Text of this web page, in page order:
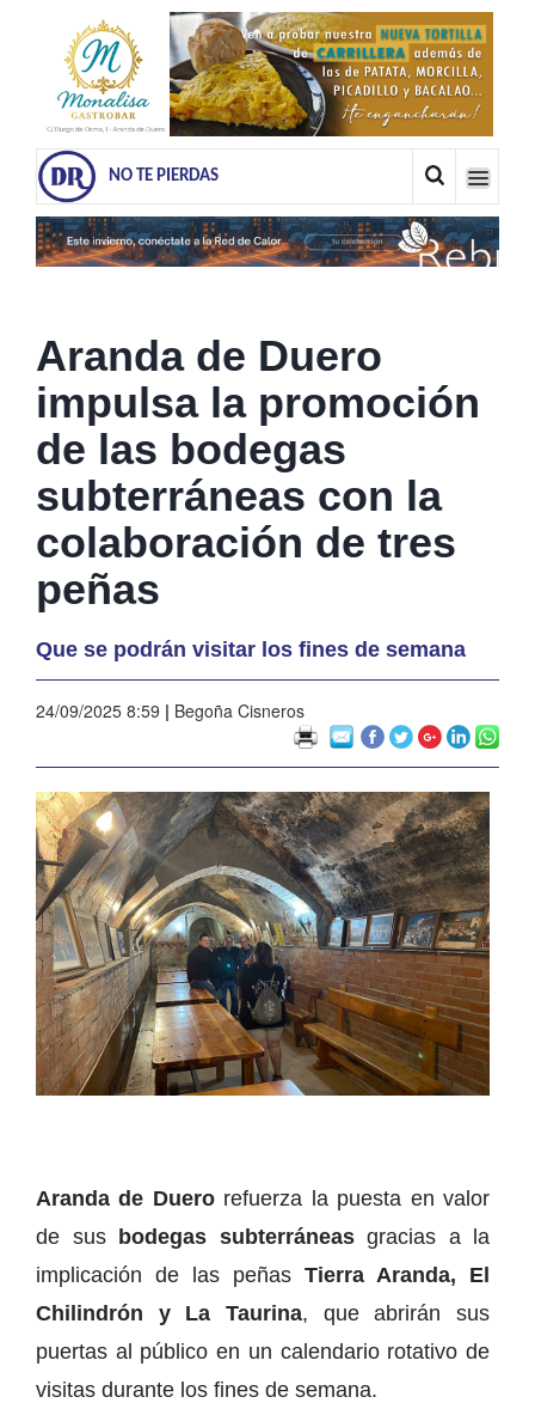
NO TE PIERDAS
Aranda de Duero
impulsa la promoción
de las bodegas
subterráneas con la
colaboración de tres
peñas
Que se podrán visitar los fines de semana
24/09/2025 8:59 | Begoña Cisneros
Aranda de Duero refuerza la puesta en valor
de sus bodegas subterráneas gracias a la
implicación de las peñas Tierra Aranda, El
Chilindrón y La Taurina, que abrirán sus
puertas al público en un calendario rotativo de
visitas durante los fines de semana.